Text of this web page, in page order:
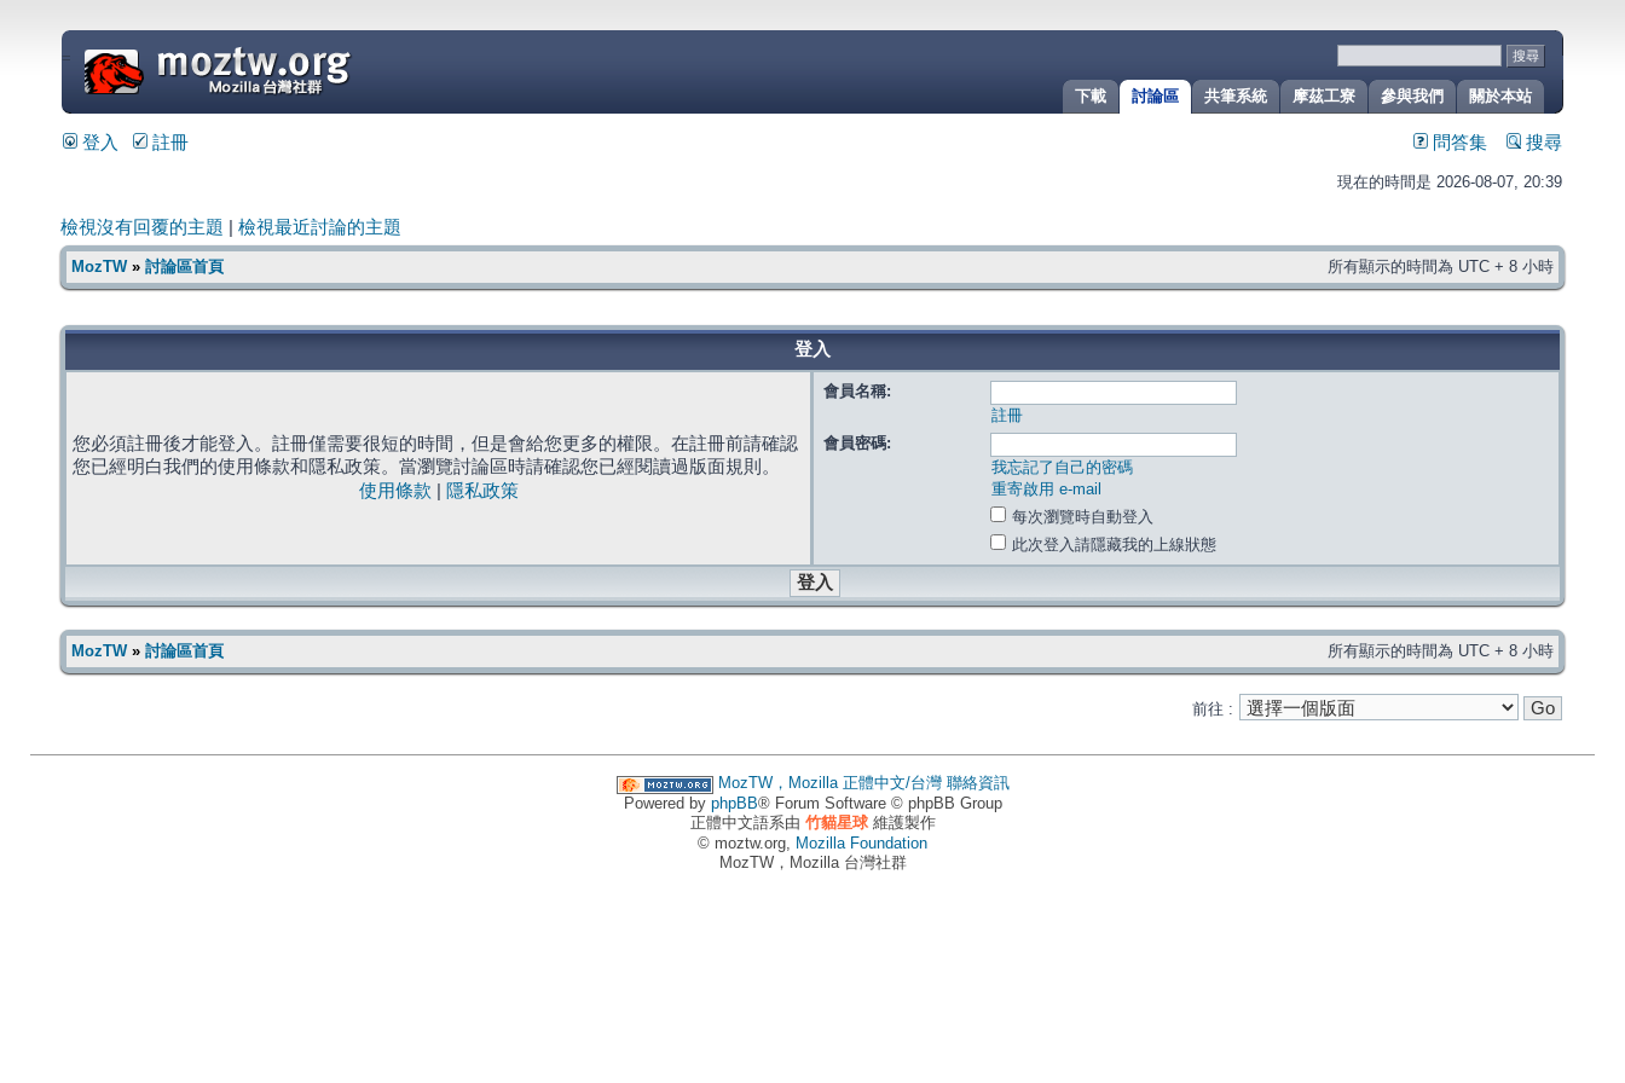
關於本站
參與我們
摩茲工寮
共筆系統
討論區
下載
=
登入 註冊 問答集 搜尋
現在的時間是 2026-08-07, 20:39
檢視沒有回覆的主題 檢視最近討論的主題
MozTW» 討論區首頁 所有顯示的時間為 UTC + 8 小時
登入
您必須註冊後才能登入。註冊僅需要很短的時間，但是會給您更多的權限。在註冊前請確認
您已經明白我們的使用條款和隱私政策。當瀏覽討論區時請確認您已經閱讀過版面規則。
使用條款
隱私政策
會員名稱:
註冊
會員密碼:
我忘記了自己的密碼
重寄啟用 e-mail
每次瀏覽時自動登入
此次登入請隱藏我的上線狀態
MozTW» 討論區首頁 所有顯示的時間為 UTC + 8 小時
前往 :
MozTW，Mozilla 正體中文/台灣 聯絡資訊
Powered by phpBB® Forum Software © phpBB Group
正體中文語系由 竹貓星球維護製作
© moztw.org, Mozilla Foundation
MozTW，Mozilla 台灣社群